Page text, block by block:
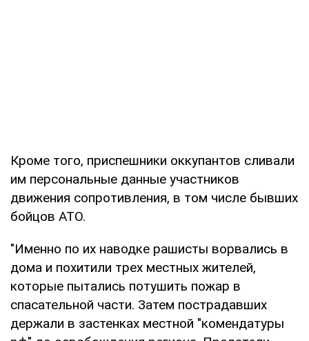
Кроме того, приспешники оккупантов сливали
им персональные данные участников
движения сопротивления, в том числе бывших
бойцов АТО.
"Именно по их наводке рашисты ворвались в
дома и похитили трех местных жителей,
которые пытались потушить пожар в
спасательной части. Затем пострадавших
держали в застенках местной "комендатуры